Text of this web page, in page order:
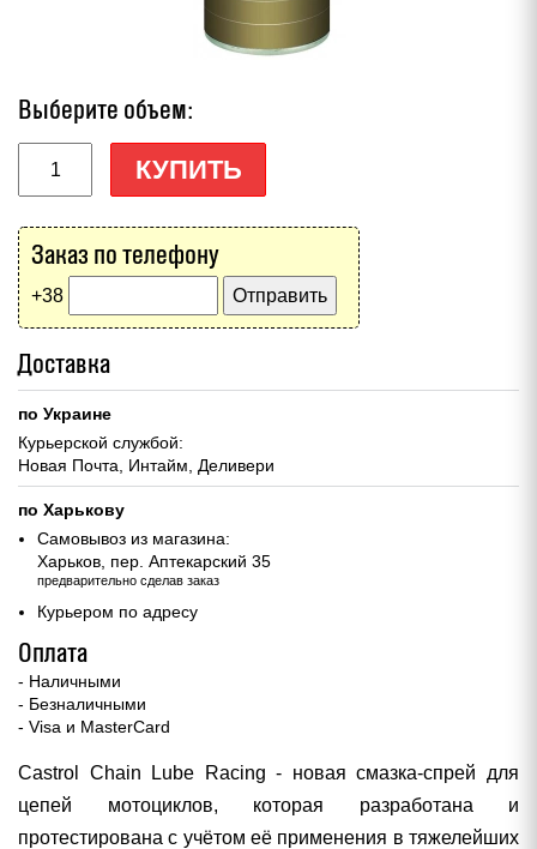
Выберите объем:
КУПИТЬ
Заказ по телефону
+38
Доставка
по Украине
Курьерской службой:
Новая Почта, Интайм, Деливери
по Харькову
Самовывоз из магазина:
Харьков, пер. Аптекарский 35
предварительно сделав заказ
Курьером по адресу
Оплата
- Наличными
- Безналичными
- Visa и MasterCard
Castrol Chain Lube Racing - новая смазка-спрей для
цепей мотоциклов, которая разработана и
протестирована с учётом её применения в тяжелейших